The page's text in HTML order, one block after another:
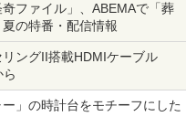
ファイル」、ABEMAで「葬
の特番・配信情報
ングII搭載HDMIケーブル
ら
」の時計台をモチーフにした